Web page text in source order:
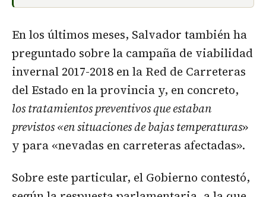
En los últimos meses, Salvador también ha
preguntado sobre la campaña de viabilidad
invernal 2017-2018 en la Red de Carreteras
del Estado en la provincia y, en concreto,
los tratamientos preventivos que estaban
previstos «en situaciones de bajas temperaturas»
y para «nevadas en carreteras afectadas».
Sobre este particular, el Gobierno contestó,